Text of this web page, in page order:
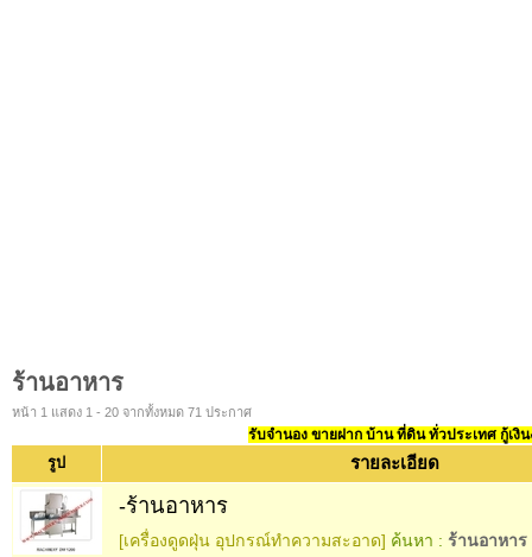
ร้านอาหาร
หน้า 1 แสดง 1 - 20 จากทั้งหมด 71 ประกาศ
รับจำนอง ขายฝาก บ้าน ที่ดิน ทั่วประเทศ กู้เงิ
รูป รายละเอียด
-ร้านอาหาร
[เครื่องดูดฝุ่น อุปกรณ์ทำความสะอาด] ค้นหา : ร้านอาหาร